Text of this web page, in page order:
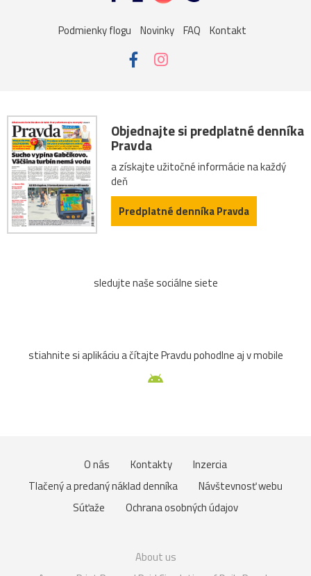
Podmienky flogu Novinky FAQ Kontakt
Objednajte si predplatné denníka
Pravda
a získajte užitočné informácie na každý
deň
Predplatné denníka Pravda
sledujte naše sociálne siete
stiahnite si aplikáciu a čítajte Pravdu pohodlne aj v mobile
O nás Kontakty
Inzercia
Tlačený a predaný náklad denníka
Návštevnosť webu
Súťaže
Ochrana osobných údajov
About us